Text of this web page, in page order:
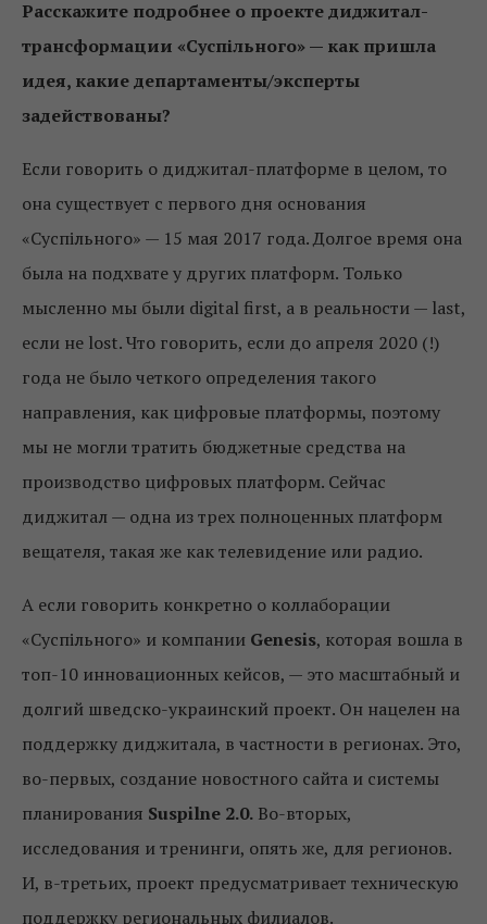
Расскажите подробнее о проекте диджитал-
трансформации «Суспільного» — как пришла
идея, какие департаменты/эксперты
задействованы?
Если говорить о диджитал-платформе в целом, то
она существует с первого дня основания
«Суспільного» — 15 мая 2017 года. Долгое время она
была на подхвате у других платформ. Только
мысленно мы были digital first, а в реальности — last,
если не lost. Что говорить, если до апреля 2020 (!)
года не было четкого определения такого
направления, как цифровые платформы, поэтому
мы не могли тратить бюджетные средства на
производство цифровых платформ. Сейчас
диджитал — одна из трех полноценных платформ
вещателя, такая же как телевидение или радио.
А если говорить конкретно о коллаборации
«Суспільного» и компании Genesis, которая вошла в
топ-10 инновационных кейсов, — это масштабный и
долгий шведско-украинский проект. Он нацелен на
поддержку диджитала, в частности в регионах. Это,
во-первых, создание новостного сайта и системы
планирования Suspilne 2.0. Во-вторых,
исследования и тренинги, опять же, для регионов.
И, в-третьих, проект предусматривает техническую
поддержку региональных филиалов.